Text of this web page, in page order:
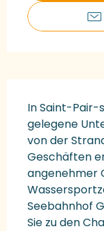
In Saint-Pair-
gelegene
von der
Geschäften
angenehmer
Seebahnhof
Sie zu den